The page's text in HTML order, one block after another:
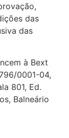
das
das
à Bext
0001-04,
801, Ed.
Balneário